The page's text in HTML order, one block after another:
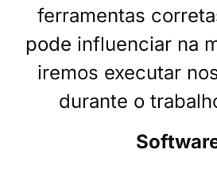
ferramentas
pode influenciar na
iremos executar
durante o